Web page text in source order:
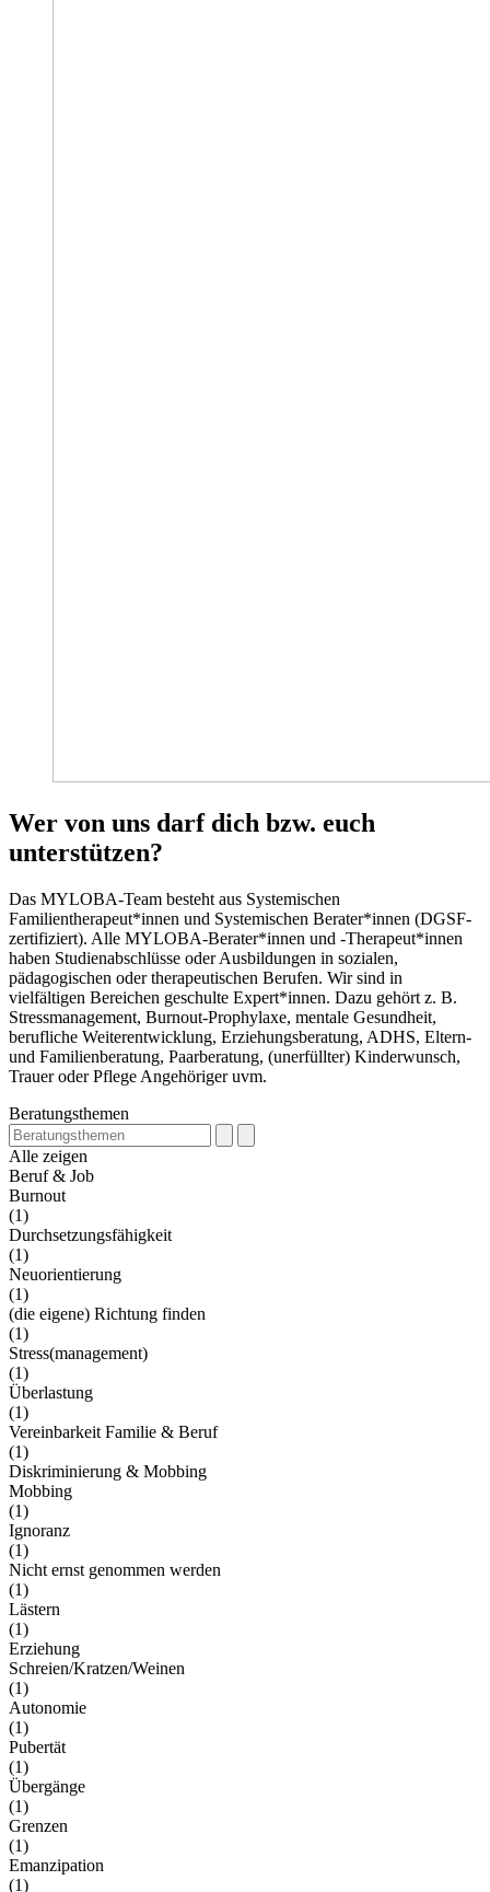
Wer von uns darf dich bzw. euch
unterstützen?
Das MYLOBA-Team besteht aus Systemischen
Familientherapeut*innen und Systemischen Berater*innen (DGSF-
zertifiziert). Alle MYLOBA-Berater*innen und -Therapeut*innen
haben Studienabschlüsse oder Ausbildungen in sozialen,
pädagogischen oder therapeutischen Berufen. Wir sind in
vielfältigen Bereichen geschulte Expert*innen. Dazu gehört z. B.
Stressmanagement, Burnout-Prophylaxe, mentale Gesundheit,
berufliche Weiterentwicklung, Erziehungsberatung, ADHS, Eltern-
und Familienberatung, Paarberatung, (unerfüllter) Kinderwunsch,
Trauer oder Pflege Angehöriger uvm.
Beratungsthemen
Alle zeigen
Beruf & Job
Burnout
(1)
Durchsetzungsfähigkeit
(1)
Neuorientierung
(1)
(die eigene) Richtung finden
(1)
Stress(management)
(1)
Überlastung
(1)
Vereinbarkeit Familie & Beruf
(1)
Diskriminierung & Mobbing
Mobbing
(1)
Ignoranz
(1)
Nicht ernst genommen werden
(1)
Lästern
(1)
Erziehung
Schreien/Kratzen/Weinen
(1)
Autonomie
(1)
Pubertät
(1)
Übergänge
(1)
Grenzen
(1)
Emanzipation
(1)